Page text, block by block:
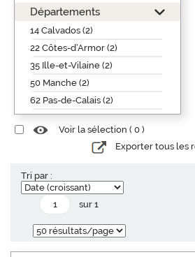
Départements
14 Calvados (2)
22 Côtes-d’Armor (2)
35 Ille-et-Vilaine (2)
50 Manche (2)
62 Pas-de-Calais (2)
Voir la sélection ( 0 )
Exporter tous les
Tri par :
sur 1